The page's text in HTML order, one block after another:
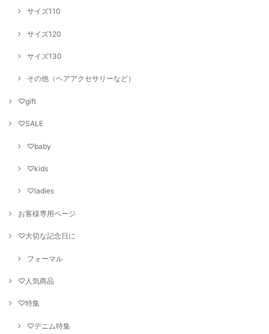
サイズ110
サイズ120
サイズ130
その他（ヘアアクセサリーなど）
♡gift
♡SALE
♡baby
♡kids
♡ladies
お客様専用ページ
♡大切な記念日に
フォーマル
♡人気商品
♡特集
♡デニム特集